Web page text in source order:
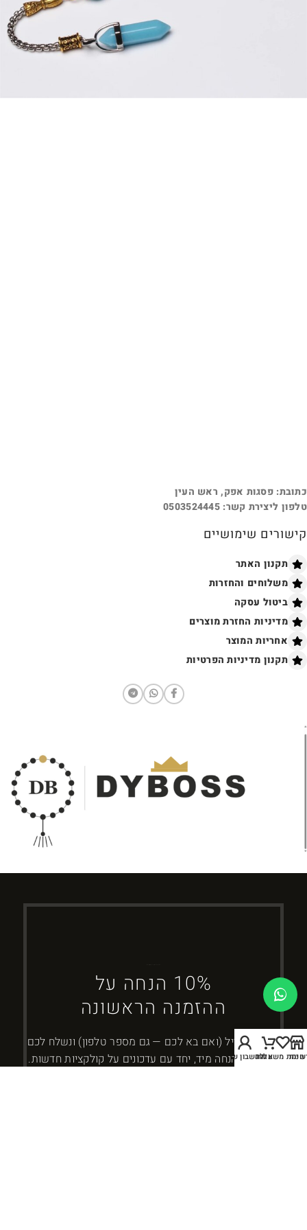
כתובת: פסגות אפק, ראש העין
טלפון ליצירת קשר: 0503524445
קישורים שימושיים
תקנון האתר
משלוחים והחזרות
ביטול עסקה
מדיניות החזרת מוצרים
אחריות המוצר
תקנון מדיניות הפרטיות
10% הנחה על
ההזמנה הראשונה
השאירו מייל (ואם בא לכם — גם מספר טלפון) ונשלח לכם
את קוד ההנחה מיד, יחד עם עדכונים על קולקציות חדשות.
חנות משאלות
עגלה
החשבון שלי